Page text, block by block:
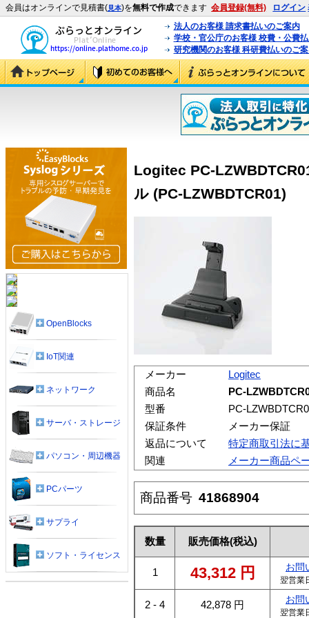
会員はオンラインで見積書(見本)を無料で作成できます 会員登録(無料) ログイン
法人のお客様 請求書払いのご案内
学校・官公庁のお客様 校費・公費
研究機関のお客様 科研費払いのご
Logitec PC-
ル (PC-LZWBDTCR01)
メーカー
Logitec
商品名
PC-
型番
PC-
保証条件
メーカー保証
返品について
特定商取引法に
関連
メーカー商品ペ
商品番号 41868904
数量 販売価格(税込)
1 43,312 円 お問
翌営業
2 - 4 42,878 円 お問
翌営業
OpenBlocks
IoT関連
ネットワーク
サーバ・ストレージ
パソコン・周辺機器
PCパーツ
サプライ
ソフト・ライセンス